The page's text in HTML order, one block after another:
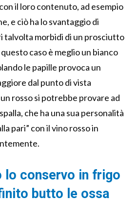
il loro contenuto, ad esempio
e ciò ha lo svantaggio di
talvolta morbidi di un prosciutto
caso è meglio un bianco
le papille provoca un
dal punto di vista
rosso si potrebbe provare ad
che ha una sua personalità
pari” con il vino rosso in
conservo in frigo
butto le ossa